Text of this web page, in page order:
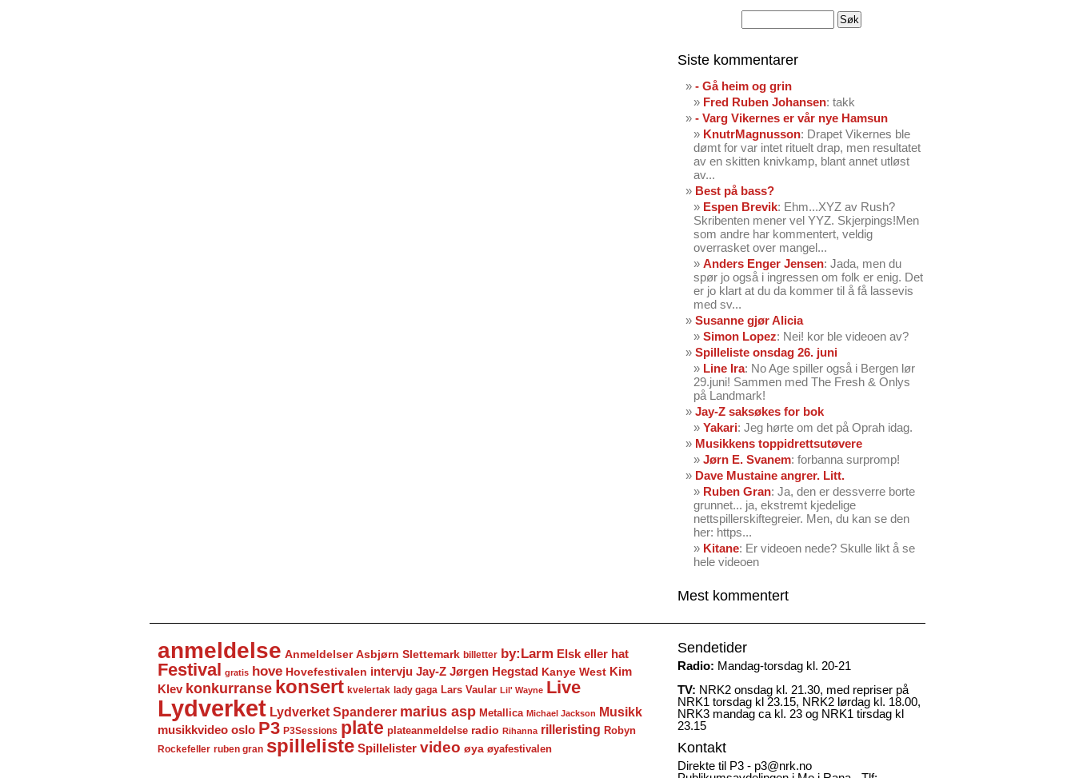
Siste kommentarer
- Gå heim og grin
Fred Ruben Johansen: takk
- Varg Vikernes er vår nye Hamsun
KnutrMagnusson: Drapet Vikernes ble
dømt for var intet rituelt drap, men resultatet
av en skitten knivkamp, blant annet utløst
av...
Best på bass?
Espen Brevik: Ehm...XYZ av Rush?
Skribenten mener vel YYZ. Skjerpings!Men
som andre har kommentert, veldig
overrasket over mangel...
Anders Enger Jensen: Jada, men du
spør jo også i ingressen om folk er enig. Det
er jo klart at du da kommer til å få lassevis
med sv...
Susanne gjør Alicia
Simon Lopez: Nei! kor ble videoen av?
Spilleliste onsdag 26. juni
Line Ira: No Age spiller også i Bergen lør
29.juni! Sammen med The Fresh & Onlys
på Landmark!
Jay-Z saksøkes for bok
Yakari: Jeg hørte om det på Oprah idag.
Musikkens toppidrettsutøvere
Jørn E. Svanem: forbanna surpromp!
Dave Mustaine angrer. Litt.
Ruben Gran: Ja, den er dessverre borte
grunnet... ja, ekstremt kjedelige
nettspillerskiftegreier. Men, du kan se den
her: https...
Kitane: Er videoen nede? Skulle likt å se
hele videoen
Mest kommentert
anmeldelse Anmeldelser Asbjørn Slettemark billetter by:Larm Elsk eller hat
Festival gratis hove Hovefestivalen intervju Jay-Z Jørgen Hegstad Kanye West Kim
Klev konkurranse konsert kvelertak lady gaga Lars Vaular Lil' Wayne Live
Lydverket Lydverket Spanderer marius asp Metallica Michael Jackson
Musikk
musikkvideo oslo P3 P3Sessions plate plateanmeldelse radio Rihanna rilleristing Robyn
Rockefeller ruben gran spilleliste Spillelister video øya øyafestivalen
Sendetider
Radio: Mandag-torsdag kl. 20-21
TV: NRK2 onsdag kl. 21.30, med repriser på
NRK1 torsdag kl 23.15, NRK2 lørdag kl. 18.00,
NRK3 mandag ca kl. 23 og NRK1 tirsdag kl
23.15
Kontakt
Direkte til P3 - p3@nrk.no